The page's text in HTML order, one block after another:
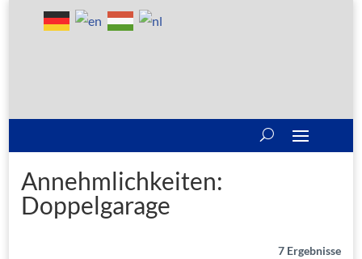
Annehmlichkeiten:
Doppelgarage
7 Ergebnisse